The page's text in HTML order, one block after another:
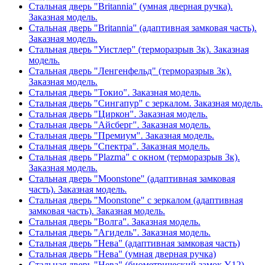
Стальная дверь "Britannia" (умная дверная ручка).
Заказная модель.
Стальная дверь "Britannia" (адаптивная замковая часть).
Заказная модель.
Стальная дверь "Уистлер" (терморазрыв 3к). Заказная
модель.
Стальная дверь "Ленгенфельд" (терморазрыв 3к).
Заказная модель.
Стальная дверь "Токио". Заказная модель.
Стальная дверь "Сингапур" с зеркалом. Заказная модель.
Стальная дверь "Циркон". Заказная модель.
Стальная дверь "Айсберг". Заказная модель.
Стальная дверь "Премиум". Заказная модель.
Стальная дверь "Спектра". Заказная модель.
Стальная дверь "Plazma" с окном (терморазрыв 3к).
Заказная модель.
Стальная дверь "Moonstone" (адаптивная замковая
часть). Заказная модель.
Стальная дверь "Moonstone" с зеркалом (адаптивная
замковая часть). Заказная модель.
Стальная дверь "Волга". Заказная модель.
Стальная дверь "Агидель". Заказная модель.
Стальная дверь "Нева" (адаптивная замковая часть)
Стальная дверь "Нева" (умная дверная ручка)